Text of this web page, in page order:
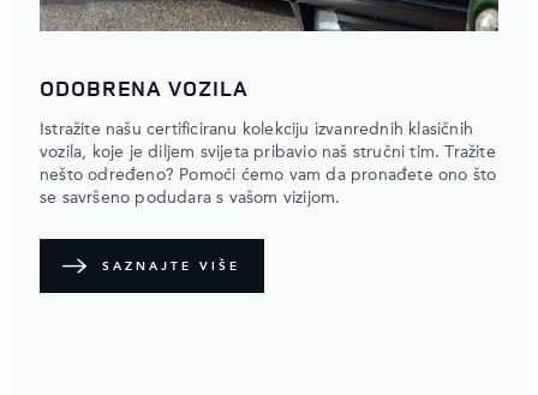
ODOBRENA VOZILA
Istražite našu certificiranu kolekciju izvanrednih klasičnih
vozila, koje je diljem svijeta pribavio naš stručni tim. Tražite
nešto određeno? Pomoći ćemo vam da pronađete ono što
se savršeno podudara s vašom vizijom.
SAZNAJTE VIŠE